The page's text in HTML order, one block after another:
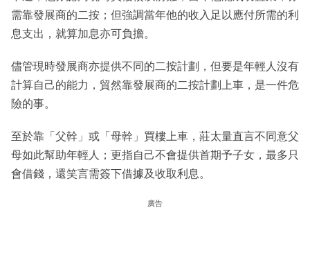
需靠發展商的二按；但強調當年他的收入足以應付所需的利
息支出，就算加息亦可負擔。
儘管現時發展商亦提供不同的二按計劃，但要是年輕人沒有
計算自己的能力，貿然靠發展商的二按計劃上車，是一件危
險的事。
至於靠「父幹」或「母幹」買樓上車，莊太量直言不同意父
母如此幫助年輕人；更指自己不會提供首期予子女，最多只
會借錢，還笑言需簽下借據及收取利息。
廣告